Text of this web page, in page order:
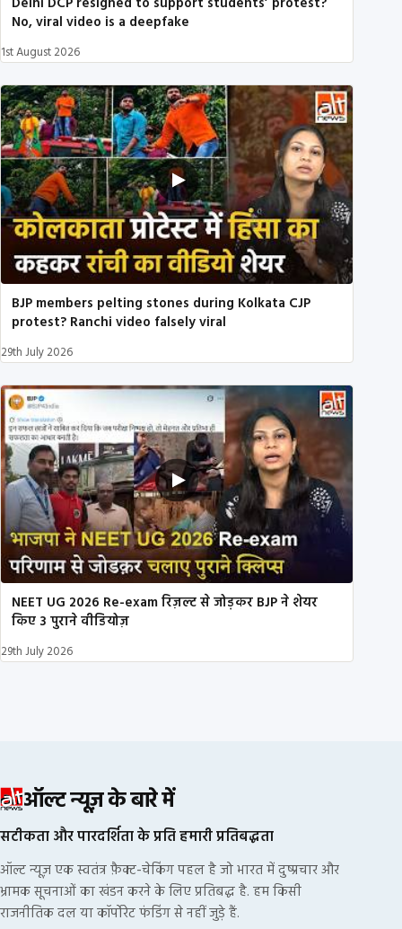
No, viral video is a deepfake
1st August 2026
BJP members pelting stones during Kolkata CJP
protest? Ranchi video falsely viral
29th July 2026
NEET UG 2026 Re-exam रिज़ल्ट से जोड़कर BJP ने शेयर
किए 3 पुराने वीडियोज़
29th July 2026
ऑल्ट न्यूज़ के बारे में
सटीकता और पारदर्शिता के प्रति हमारी प्रतिबद्धता
ऑल्ट न्यूज़ एक स्वतंत्र फ़ैक्ट-चेकिंग पहल है जो भारत में दुष्प्रचार और
भ्रामक सूचनाओं का खंडन करने के लिए प्रतिबद्ध है. हम किसी
राजनीतिक दल या कॉर्पोरेट फंडिंग से नहीं जुड़े हैं.